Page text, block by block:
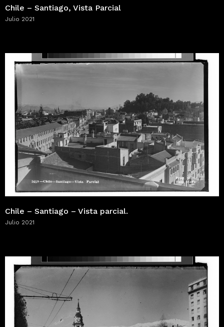
Chile – Santiago, Vista Parcial
Julio 2021
Chile – Santiago – Vista parcial.
Julio 2021